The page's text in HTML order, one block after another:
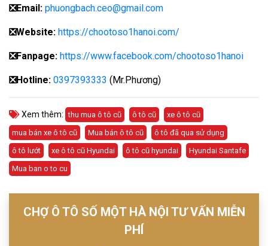
❎Email: phuongbach.ceo@gmail.com
❎Website: https://chootoso1hanoi.com/
❎Fanpage: https://www.facebook.com/chootoso1hanoi
❎Hotline: 0397393333 (Mr.Phương)
Xem thêm: thu mua ô tô cũ ô tô cũ
xe ô tô cũ
mua bán xe ô tô cũ
Mua bán ô tô cũ
ô tô đã qua sử dụng
ô tô lướt
xe ô tô cũ Hyundai ô tô cũ hyundai
Hyundai Santafe
Mua ban o to cu
CHỢ Ô TÔ SỐ MỘT HÀ NỘI TƯ VẤN MIỄN
PHÍ